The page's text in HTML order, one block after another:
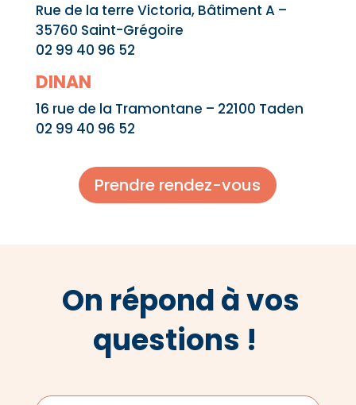
Rue de la terre Victoria, Bâtiment A –
35760 Saint-Grégoire
02 99 40 96 52
DINAN
16 rue de la Tramontane – 22100 Taden
02 99 40 96 52
Prendre rendez-vous
On répond à vos
questions !